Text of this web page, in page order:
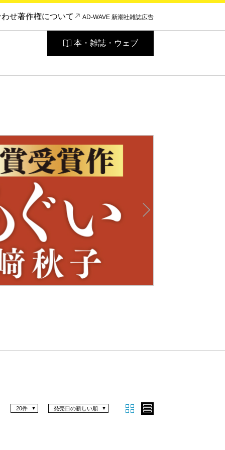
わせ著作権について AD-WAVE 新潮社雑誌広告
本・雑誌・ウェブ
発売日の新しい順
20件